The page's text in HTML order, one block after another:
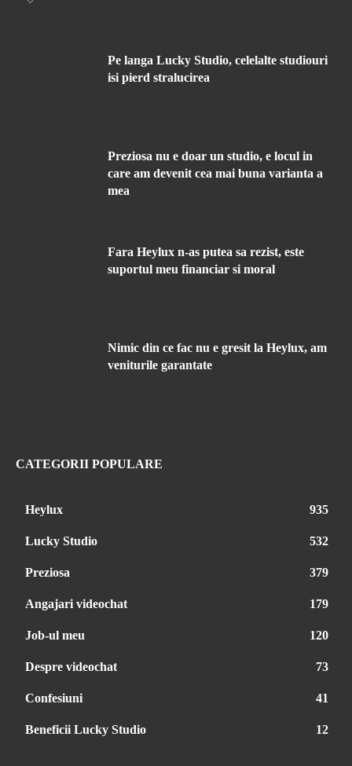
Pe langa Lucky Studio, celelalte studiouri
isi pierd stralucirea
Preziosa nu e doar un studio, e locul in
care am devenit cea mai buna varianta a
mea
Fara Heylux n-as putea sa rezist, este
suportul meu financiar si moral
Nimic din ce fac nu e gresit la Heylux, am
veniturile garantate
CATEGORII POPULARE
Heylux 935
Lucky Studio 532
Preziosa 379
Angajari videochat 179
Job-ul meu 120
Despre videochat 73
Confesiuni 41
Beneficii Lucky Studio 12